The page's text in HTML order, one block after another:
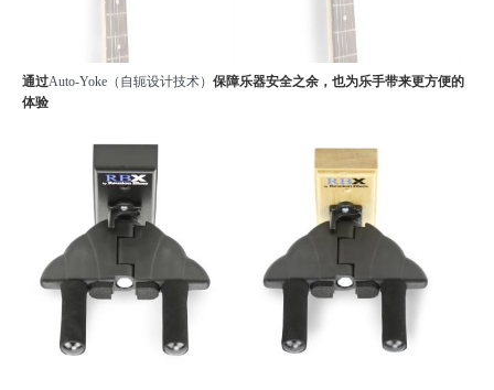
通过Auto-Yoke（自轭设计技术） 保障乐器安全之余，也为乐手带来更方便的
体验